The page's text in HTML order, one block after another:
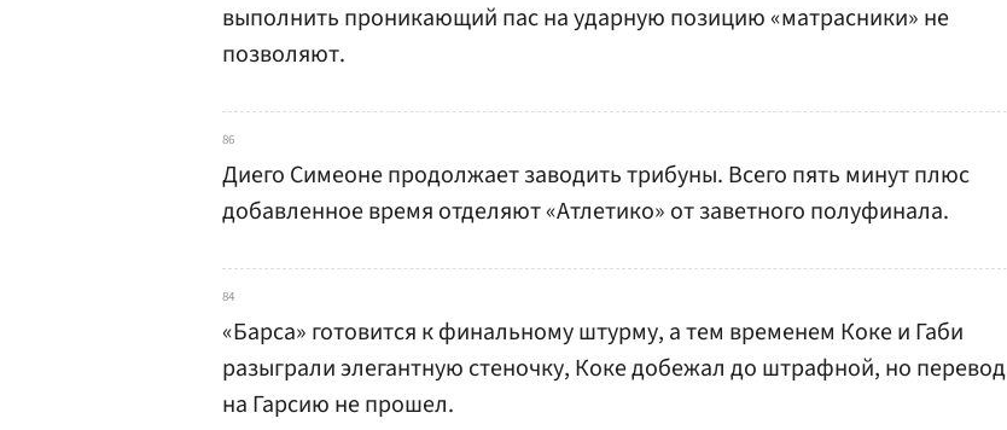
выполнить проникающий пас на ударную позицию «матрасники» не
позволяют.
86
Диего Симеоне продолжает заводить трибуны. Всего пять минут плюс
добавленное время отделяют «Атлетико» от заветного полуфинала.
84
«Барса» готовится к финальному штурму, а тем временем Коке и Габи
разыграли элегантную стеночку, Коке добежал до штрафной, но перевод
на Гарсию не прошел.